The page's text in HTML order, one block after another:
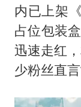
内已上架
占位包装
迅速走红
少粉丝直